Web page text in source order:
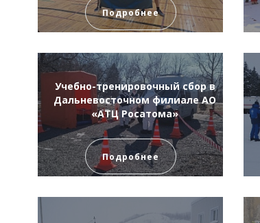
Подробнее
Учебно-тренировочный сбор в
Дальневосточном филиале АО
«АТЦ Росатома»
Подробнее